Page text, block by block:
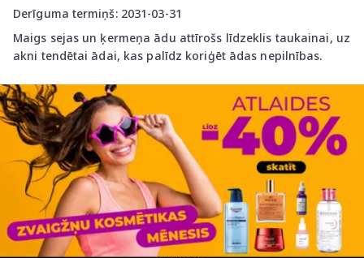
Derīguma termiņš: 2031-03-31
Maigs sejas un ķermeņa ādu attīrošs līdzeklis taukainai, uz
akni tendētai ādai, kas palīdz koriģēt ādas nepilnības.